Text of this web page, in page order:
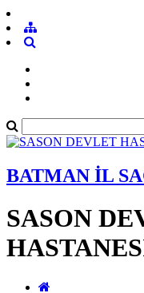
BATMAN İL
SASON